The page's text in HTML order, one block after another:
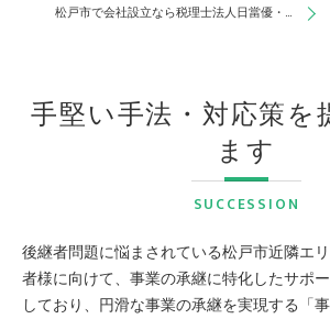
松戸市で会社設立なら税理士法人日當優・石田秀光事務所
手堅い手法・対応策を
ます
SUCCESSION
後継者問題に悩まされている松戸市近隣エ
者様に向けて、事業の承継に特化したサポ
しており、円滑な事業の承継を実現する「